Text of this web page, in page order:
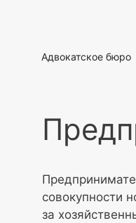
Адвокатское бюро
совокупности
за